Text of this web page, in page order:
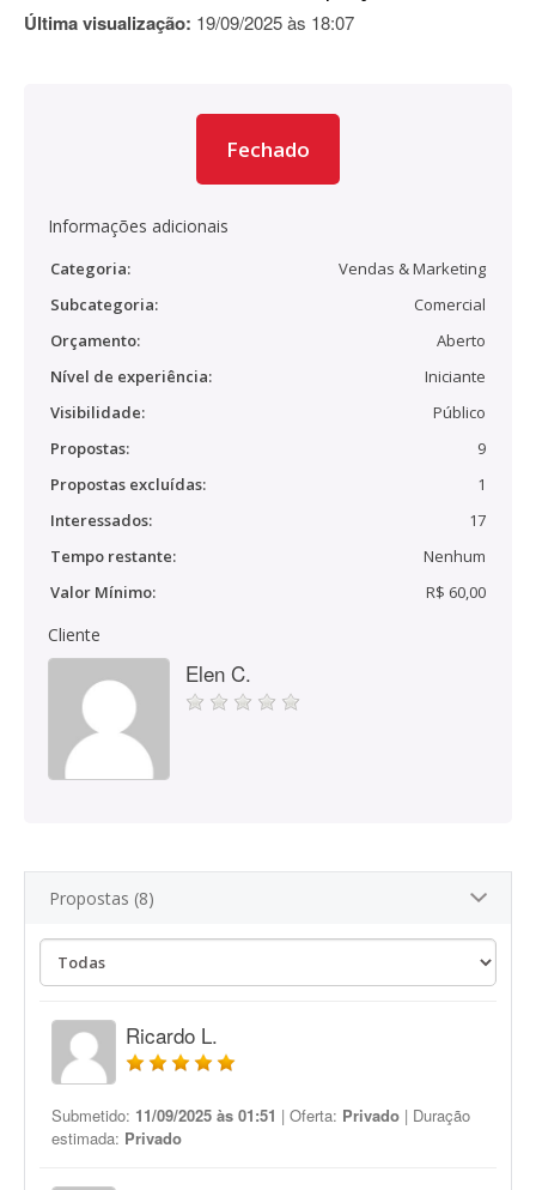
Última visualização: 19/09/2025 às 18:07
Fechado
Informações adicionais
Categoria:
Vendas & Marketing
Subcategoria:
Comercial
Orçamento:
Aberto
Nível de experiência:
Iniciante
Visibilidade:
Público
Propostas:
9
Propostas excluídas:
1
Interessados:
17
Tempo restante:
Nenhum
Valor Mínimo:
R$ 60,00
Cliente
Elen C.
Propostas (8)
Ricardo L.
Submetido: 11/09/2025 às 01:51 | Oferta: Privado | Duração
estimada: Privado